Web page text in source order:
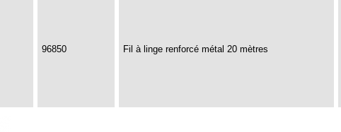
96850 Fil à linge renforcé métal 20 mètres